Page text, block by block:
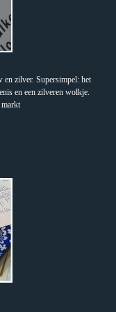
zilver. Supersimpel: het
en een zilveren wolkje.
markt